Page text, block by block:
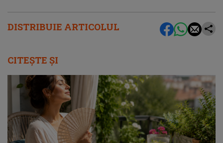
DISTRIBUIE ARTICOLUL
CITEȘTE ȘI